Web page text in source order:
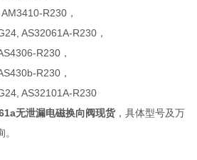
R230，
AS32061A-R230，
R230，
R230，
AS32101A-R230
无泄漏电磁换向阀现货，具体型号及万